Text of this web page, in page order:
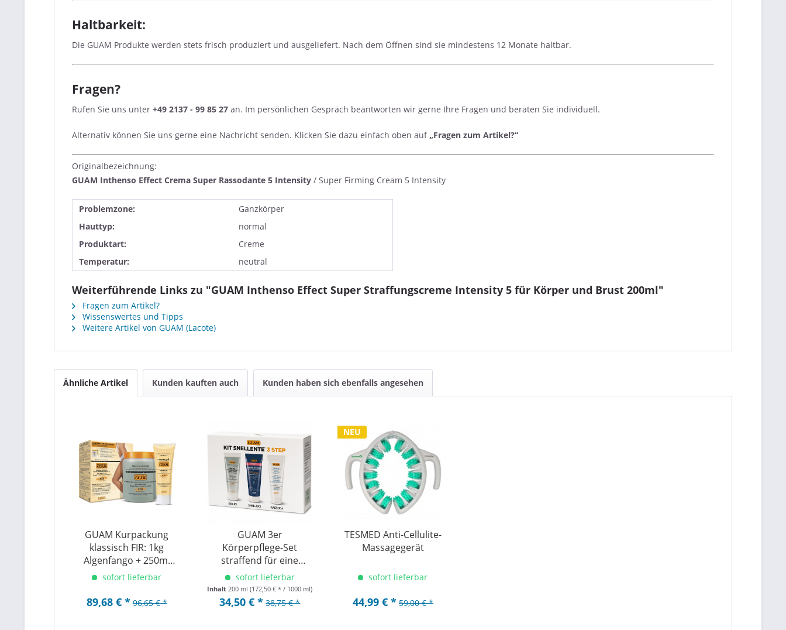
Haltbarkeit:
Die GUAM Produkte werden stets frisch produziert und ausgeliefert. Nach dem Öffnen sind sie mindestens 12 Monate haltbar.
Fragen?
Rufen Sie uns unter +49 2137 - 99 85 27 an. Im persönlichen Gespräch beantworten wir gerne Ihre Fragen und beraten Sie individuell.
Alternativ können Sie uns gerne eine Nachricht senden. Klicken Sie dazu einfach oben auf„Fragen zum Artikel?“
Originalbezeichnung:
GUAM Inthenso Effect Crema Super Rassodante 5 Intensity / Super Firming Cream 5 Intensity
Problemzone:
Ganzkörper
Hauttyp:
normal
Produktart:
Creme
Temperatur:
neutral
Weiterführende Links zu "GUAM Inthenso Effect Super Straffungscreme Intensity 5 für Körper und Brust 200ml"
Fragen zum Artikel?
Wissenswertes und Tipps
Weitere Artikel von GUAM (Lacote)
Ähnliche Artikel Kunden kauften auch Kunden haben sich ebenfalls angesehen
GUAM Kurpackung
klassisch FIR: 1kg
Algenfango + 250ml
Gel
sofort lieferbar
89,68 € * 96,65 € *
GUAM 3er
Körperpflege-Set
straffend für eine
definierte Silhouette
sofort lieferbar
Inhalt200 ml(172,50 € * / 1000 ml)
34,50 € * 38,75 € *
NEU
TESMED Anti-Cellulite-
Massagegerät
sofort lieferbar
44,99 € * 59,00 € *